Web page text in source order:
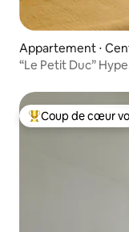
Appartement ⋅
“Le Petit Duc”
Coups de cœur
Coup de cœur